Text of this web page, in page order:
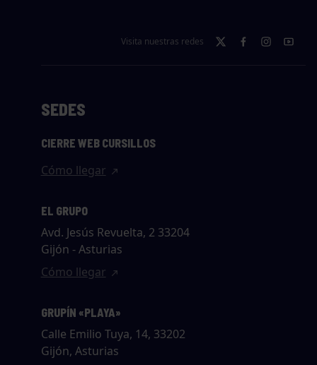
Visita nuestras redes
SEDES
CIERRE WEB CURSILLOS
Cómo llegar
EL GRUPO
Avd. Jesús Revuelta, 2 33204
Gijón - Asturias
Cómo llegar
GRUPÍN «PLAYA»
Calle Emilio Tuya, 14, 33202
Gijón, Asturias